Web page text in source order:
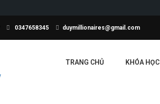
0347658345 duymillionaires@gmail.com
TRANG CHỦ KHÓA HỌC